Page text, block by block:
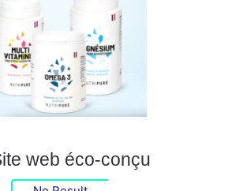
web éco-conçu